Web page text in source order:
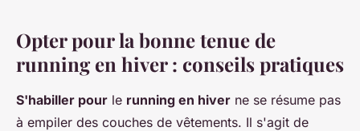
Opter pour la bonne tenue de
running en hiver : conseils pratiques
S'habiller pour le running en hiver ne se résume pas
à empiler des couches de vêtements. Il s'agit de